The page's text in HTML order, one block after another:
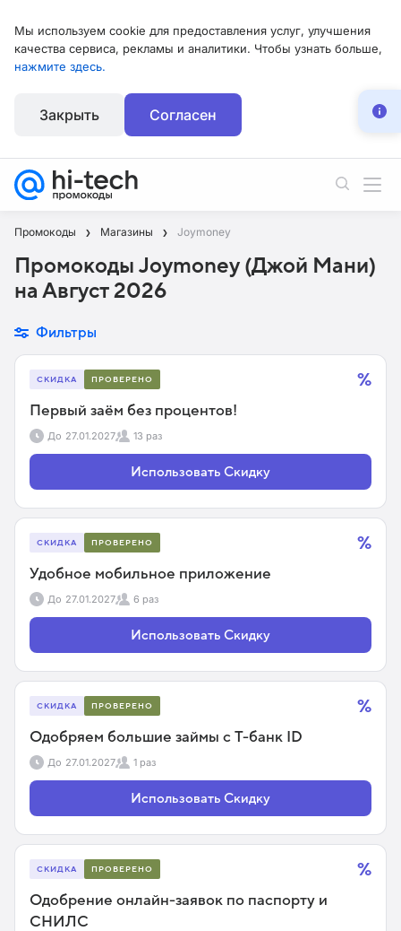
Мы используем cookie для предоставления услуг, улучшения
качества сервиса, рекламы и аналитики. Чтобы узнать больше,
нажмите здесь.
Закрыть Согласен
Промокоды Магазины Joymoney
Промокоды Joymoney (Джой Мани)
на Август 2026
Фильтры
%
СКИДКА ПРОВЕРЕНО
Первый заём без процентов!
До 27.01.2027 13 раз
Использовать Скидку
%
СКИДКА ПРОВЕРЕНО
Удобное мобильное приложение
До 27.01.2027 6 раз
Использовать Скидку
%
СКИДКА ПРОВЕРЕНО
Одобряем большие займы с Т-банк ID
До 27.01.2027 1 раз
Использовать Скидку
%
СКИДКА ПРОВЕРЕНО
Одобрение онлайн-заявок по паспорту и
СНИЛС